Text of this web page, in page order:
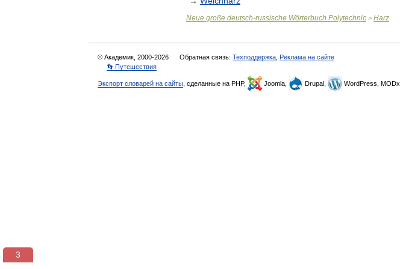
Neue große deutsch-russische Wörterbuch Polytechnic > Harz
© Академик, 2000-2026 Обратная связь: Техподдержка Реклама на сайте
👣 Путешествия
Экспорт словарей на сайты , сделанные на PHP, Joomla, Drupal, WordPress, MODx.
3